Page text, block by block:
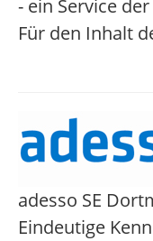
- ein Service
Für den Inhalt
adesso SE
Eindeutige